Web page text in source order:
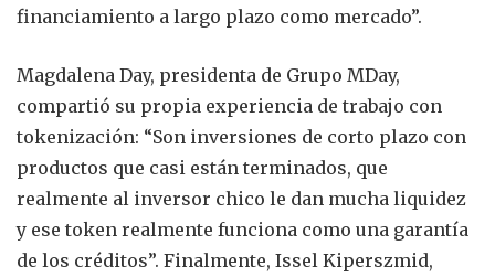
financiamiento a largo plazo como mercado”.
Magdalena Day, presidenta de Grupo MDay,
compartió su propia experiencia de trabajo con
tokenización: “Son inversiones de corto plazo con
productos que casi están terminados, que
realmente al inversor chico le dan mucha liquidez
y ese token realmente funciona como una garantía
de los créditos”. Finalmente, Issel Kiperszmid,